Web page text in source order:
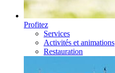
Profitez
Services
Activités et animations
Restauration